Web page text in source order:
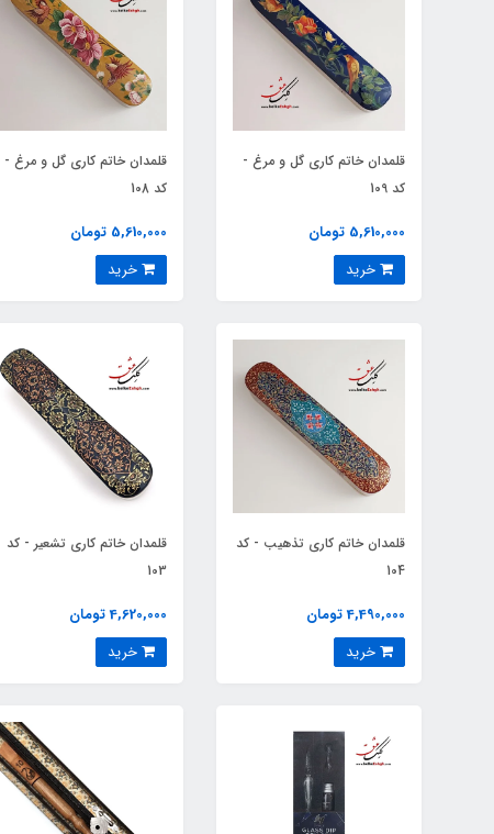
قلمدان خاتم کاری گل و مرغ -
کد 109
5,610,000 تومان
قلمدان خاتم کاری گل و مرغ -
کد 108
5,610,000 تومان
خرید
قلمدان خاتم کاری تذهیب - کد
104
4,490,000 تومان
قلمدان خاتم کاری تشعیر - کد
103
4,620,000 تومان
خرید